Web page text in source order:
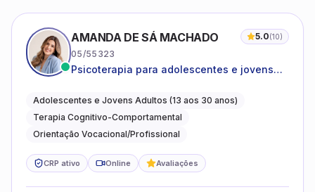
AMANDA DE SÁ MACHADO 5.0(10)
05/55323
Psicoterapia para adolescentes e jovens
autoestima, relações e orientação
profissional
Adolescentes e Jovens Adultos (13 aos 30 anos)
Terapia Cognitivo-Comportamental
Orientação Vocacional/Profissional
CRP ativo Online Avaliações